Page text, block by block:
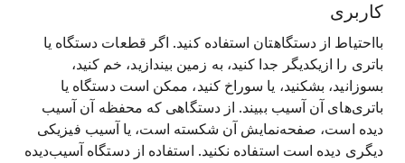
کاربری
بااحتیاط از دستگاهتان استفاده کنید. اگر قطعات دستگاه یا
باتری را ازیکدیگر جدا کنید، به زمین بیندازید، خم کنید،
بسوزانید، بشکنید، یا سوراخ کنید، ممکن است دستگاه یا
باتری‌های آن آسیب ببیند. از دستگاهی که محفظه آن آسیب
دیده است، صفحه‌نمایش آن شکسته است، یا آسیب فیزیکی
دیگری دیده است استفاده نکنید. استفاده از دستگاه آسیب‌دیده